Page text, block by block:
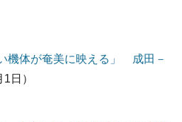
機体が奄美に映える」 成田－
1日）